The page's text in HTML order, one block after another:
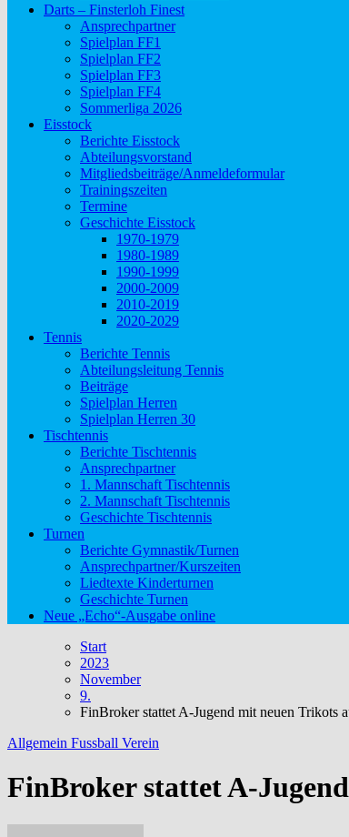
Darts – Finsterloh Finest
Ansprechpartner
Spielplan FF1
Spielplan FF2
Spielplan FF3
Spielplan FF4
Sommerliga 2026
Eisstock
Berichte Eisstock
Abteilungsvorstand
Mitgliedsbeiträge/Anmeldeformular
Trainingszeiten
Termine
Geschichte Eisstock
1970-1979
1980-1989
1990-1999
2000-2009
2010-2019
2020-2029
Tennis
Berichte Tennis
Abteilungsleitung Tennis
Beiträge
Spielplan Herren
Spielplan Herren 30
Tischtennis
Berichte Tischtennis
Ansprechpartner
1. Mannschaft Tischtennis
2. Mannschaft Tischtennis
Geschichte Tischtennis
Turnen
Berichte Gymnastik/Turnen
Ansprechpartner/Kurszeiten
Liedtexte Kinderturnen
Geschichte Turnen
Neue „Echo“-Ausgabe online
Start
2023
November
9.
FinBroker stattet A-Jugend mit neuen Trikots
Allgemein Fussball Verein
FinBroker stattet A-